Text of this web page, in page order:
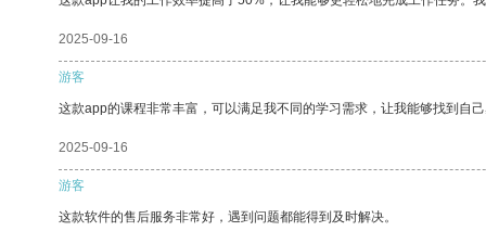
2025-09-16
游客
这款app的课程非常丰富，可以满足我不同的学习需求，让我能够找到自
2025-09-16
游客
这款软件的售后服务非常好，遇到问题都能得到及时解决。